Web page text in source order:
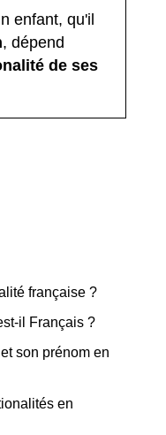
enfant, qu'il
, dépend
de ses
française ?
il Français ?
son prénom en
en